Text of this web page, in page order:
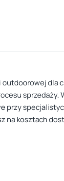
dla
przy
na kosztach